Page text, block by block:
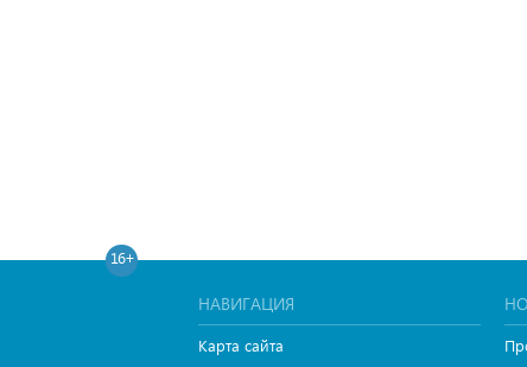
16+
НАВИГАЦИЯ
Карта сайта